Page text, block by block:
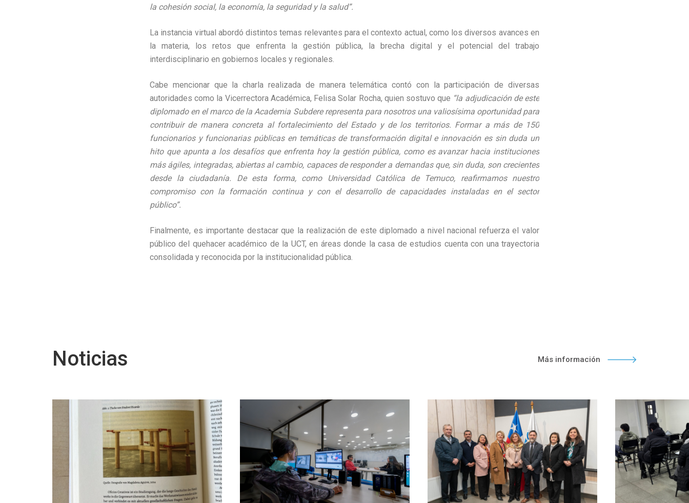
la cohesión social, la economía, la seguridad y la salud”.
La instancia virtual abordó distintos temas relevantes para el contexto actual, como los diversos avances en
la materia, los retos que enfrenta la gestión pública, la brecha digital y el potencial del trabajo
interdisciplinario en gobiernos locales y regionales.
Cabe mencionar que la charla realizada de manera telemática contó con la participación de diversas
autoridades como la Vicerrectora Académica, Felisa Solar Rocha, quien sostuvo que “la adjudicación de este
diplomado en el marco de la Academia Subdere representa para nosotros una valiosísima oportunidad para
contribuir de manera concreta al fortalecimiento del Estado y de los territorios. Formar a más de 150
funcionarios y funcionarias públicas en temáticas de transformación digital e innovación es sin duda un
hito que apunta a los desafíos que enfrenta hoy la gestión pública, como es avanzar hacia instituciones
más ágiles, integradas, abiertas al cambio, capaces de responder a demandas que, sin duda, son crecientes
desde la ciudadanía. De esta forma, como Universidad Católica de Temuco, reafirmamos nuestro
compromiso con la formación continua y con el desarrollo de capacidades instaladas en el sector
público”.
Finalmente, es importante destacar que la realización de este diplomado a nivel nacional refuerza el valor
público del quehacer académico de la UCT, en áreas donde la casa de estudios cuenta con una trayectoria
consolidada y reconocida por la institucionalidad pública.
Noticias Más información